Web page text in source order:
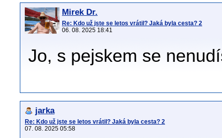
Mirek Dr.
Re: Kdo už jste se letos vrátil? Jaká byla cesta? 2
06. 08. 2025 18:41
Jo, s pejskem se
jarka
Re: Kdo už jste se letos vrátil? Jaká byla cesta? 2
07. 08. 2025 05:58